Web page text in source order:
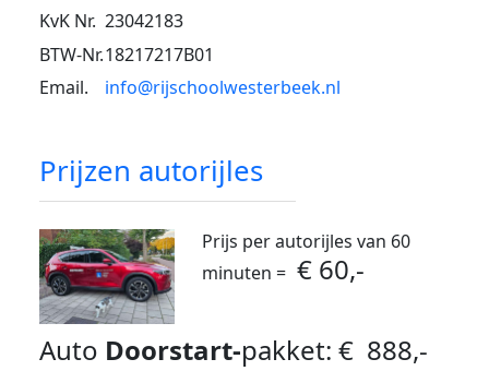
KvK Nr. 23042183
BTW-Nr.18217217B01
Email.
info@rijschoolwesterbeek.nl
Prijzen autorijles
Prijs per autorijles van 60
minuten = € 60,-
Auto Doorstart-pakket: € 888,-